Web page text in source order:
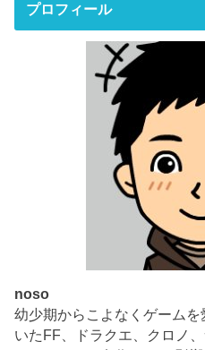
プロフィール
noso
幼少期からこよなくゲーム
いたFF、ドラクエ、クロノ